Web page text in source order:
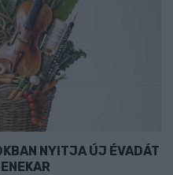
NYITJA ÚJ ÉVADÁT